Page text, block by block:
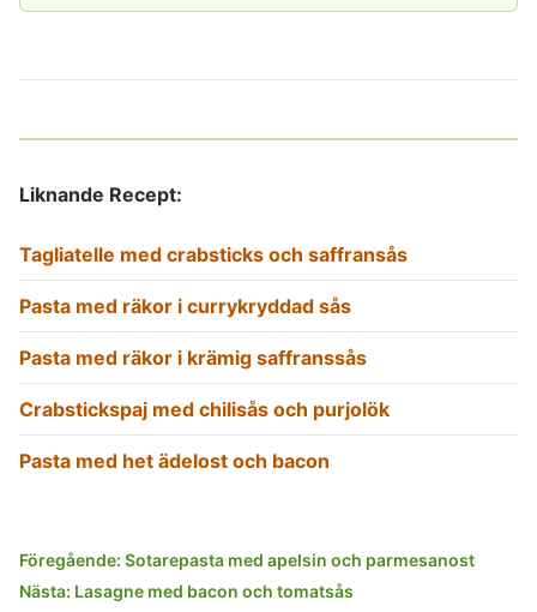
Liknande Recept:
Tagliatelle med crabsticks och saffransås
Pasta med räkor i currykryddad sås
Pasta med räkor i krämig saffranssås
Crabstickspaj med chilisås och purjolök
Pasta med het ädelost och bacon
Inläggsnavigering
Föregående: Sotarepasta med apelsin och parmesanost
Nästa: Lasagne med bacon och tomatsås